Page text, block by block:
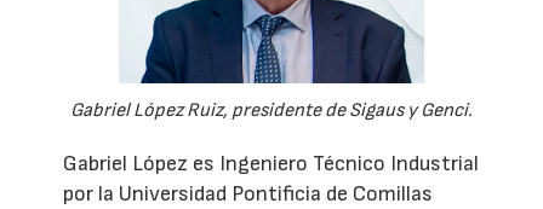
Gabriel López Ruiz, presidente de Sigaus y Genci.
Gabriel López es Ingeniero Técnico Industrial
por la Universidad Pontificia de Comillas